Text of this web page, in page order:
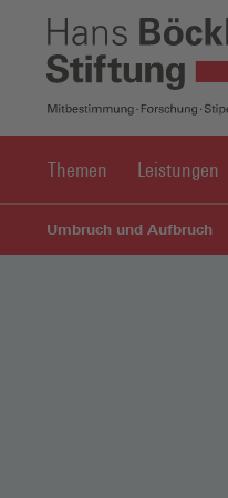
Themen Leistungen
Umbruch und Aufbruch